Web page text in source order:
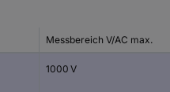
Messbereich V/AC max.
1000 V